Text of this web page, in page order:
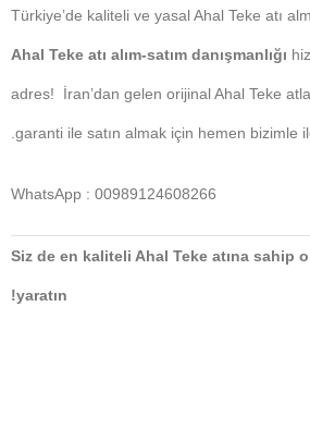
Türkiye’de kaliteli ve yasal Ahal Teke atı
Ahal Teke atı alım-satım danışmanlığı
adres! İran’dan gelen orijinal Ahal Teke
garanti ile satın almak için hemen bizimle
WhatsApp : 00989124608266
Siz de en kaliteli Ahal Teke atına sahip
yaratın!